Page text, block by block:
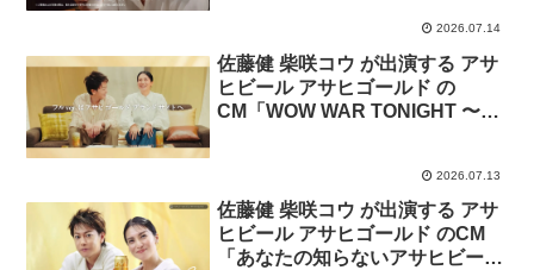
2026.07.14
佐藤健 柴咲コウ が出演する アサ
ヒビール アサヒゴールド の
CM「WOW WAR TONIGHT 〜時
2026.07.13
佐藤健 柴咲コウ が出演する アサ
ヒビール アサヒゴールド のCM
「あなたの知らないアサヒビー